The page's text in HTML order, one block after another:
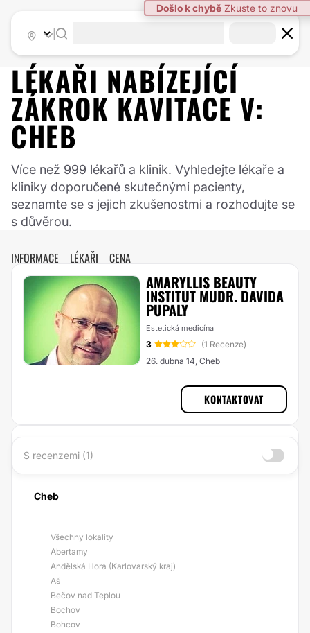
Došlo k chybě Zkuste to znovu
LÉKAŘI NABÍZEJÍCÍ
ZÁKROK KAVITACE V:
CHEB
Více než 999 lékařů a klinik. Vyhledejte lékaře a
kliniky doporučené skutečnými pacienty,
seznamte se s jejich zkušenostmi a rozhodujte se
s důvěrou.
INFORMACE LÉKAŘI CENA
AMARYLLIS BEAUTY
INSTITUT MUDR. DAVIDA
PUPALY
Estetická medicína
3
(1 Recenze)
26. dubna 14, Cheb
KONTAKTOVAT
S recenzemi (1)
Cheb
Všechny lokality
Abertamy
Andělská Hora (Karlovarský kraj)
Aš
Bečov nad Teplou
Bochov
Bohcov